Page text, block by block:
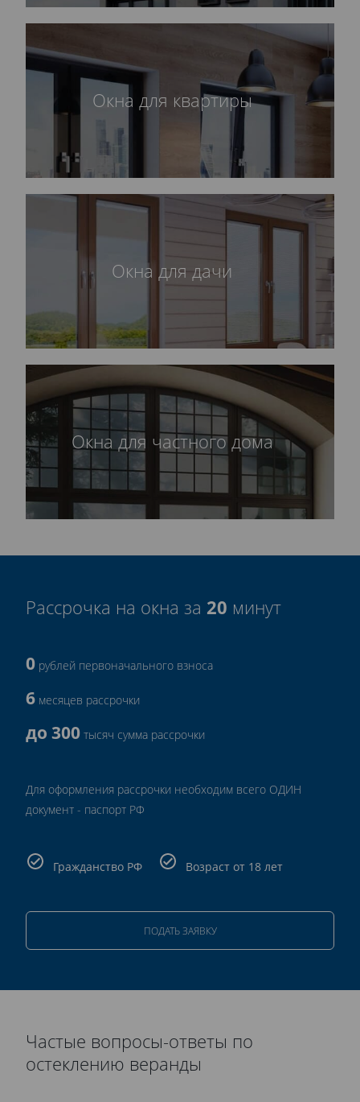
Окна для квартиры
Окна для дачи
Окна для частного дома
Рассрочка на окна за 20 минут
0 рублей первоначального взноса
6 месяцев рассрочки
до 300 тысяч сумма рассрочки
Для оформления рассрочки необходим всего ОДИН
документ - паспорт РФ
Гражданство РФ Возраст от 18 лет
ПОДАТЬ ЗАЯВКУ
Частые вопросы-ответы по
остеклению веранды